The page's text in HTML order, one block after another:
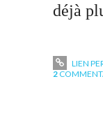
déjà
LIEN
2